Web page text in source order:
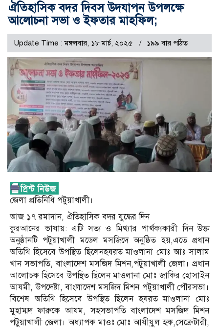
ঐতিহাসিক বদর দিবস উদযাপন উপলক্ষে
আলোচনা সভা ও ইফতার মাহফিল;
Update Time : মঙ্গলবার, ১৮ মার্চ, ২০২৫ ১৯৯ বার পঠিত
জেলা প্রতিনিধি পটুয়াখালী।
আজ ১৭ রমাদান, ঐতিহাসিক বদর যুদ্ধের দিন
কুরআনের ভাষায়: এটি সত্য ও মিথ্যার পার্থক্যকারী দিন উক্ত
অনুষ্ঠানটি পটুয়াখালী মডেল মসজিদে অনুষ্ঠিত হয়,এতে প্রধান
অতিথি হিসেবে উপস্থিত ছিলেনহযরত মাওলানা মোঃ আঃ সালাম
খান সভাপতি, বাংলাদেশ মসজিদ মিশন,পটুয়াখালী জেলা। প্রধান
আলোচক হিসেবে উপস্থিত ছিলেন মাওলানা মোঃ জাকির হোসাইন
আযমী, উপদেষ্টা, বাংলাদেশ মসজিদ মিশন পটুয়াখালী পৌরসভা।
বিশেষ অতিথি হিসেবে উপস্থিত ছিলেন হযরত মাওলানা মোঃ
মুহাম্মদ ফারুকে আযম, সহসভাপতি বাংলাদেশ মসজিদ মিশন
পটুয়াখালী জেলা। অধ্যাপক মাওঃ মোঃ আযী্যুল হক,সেক্রেটারী,